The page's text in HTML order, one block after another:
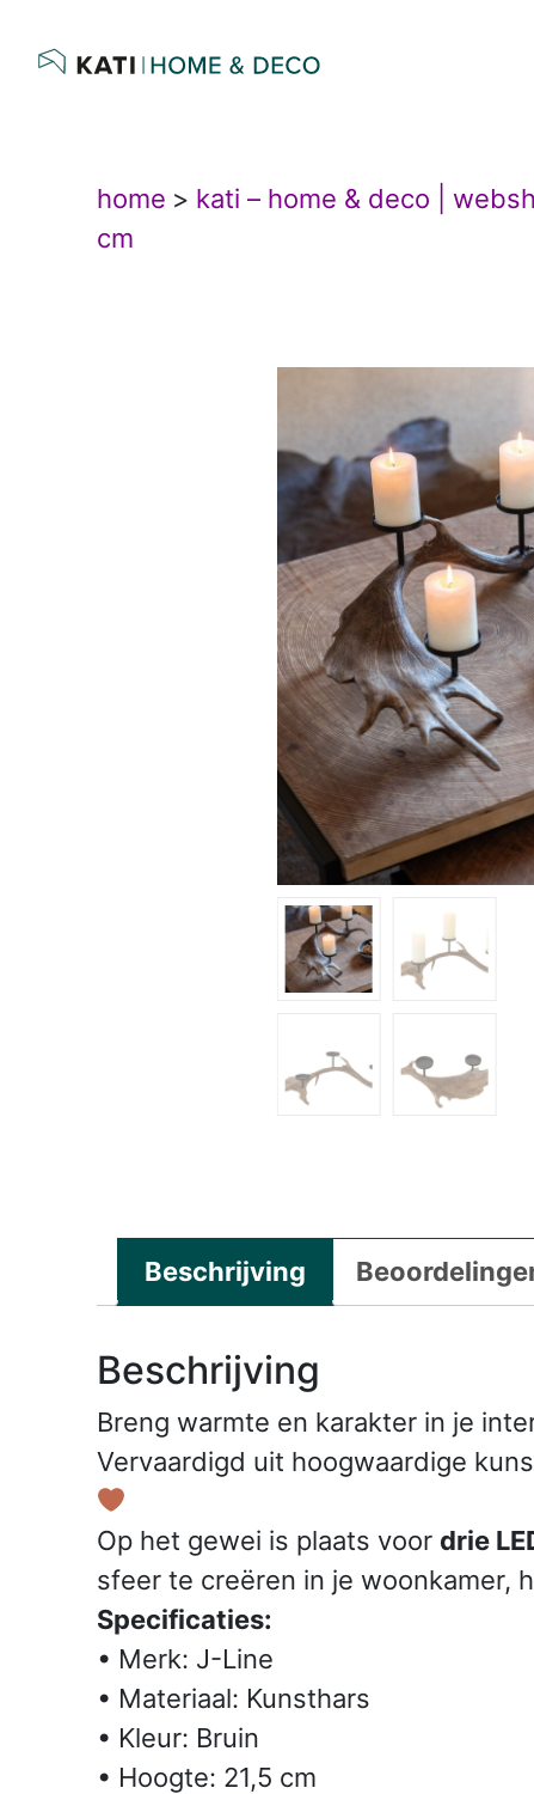
home > kati – home & deco |
cm
Beschrijving
Beschrijving
Breng warmte en karakter in je
Vervaardigd uit hoogwaardige
Op het gewei is plaats voor drie
sfeer te creëren in je woonkamer,
Specificaties:
• Merk: J-Line
• Materiaal: Kunsthars
• Kleur: Bruin
• Hoogte: 21,5 cm